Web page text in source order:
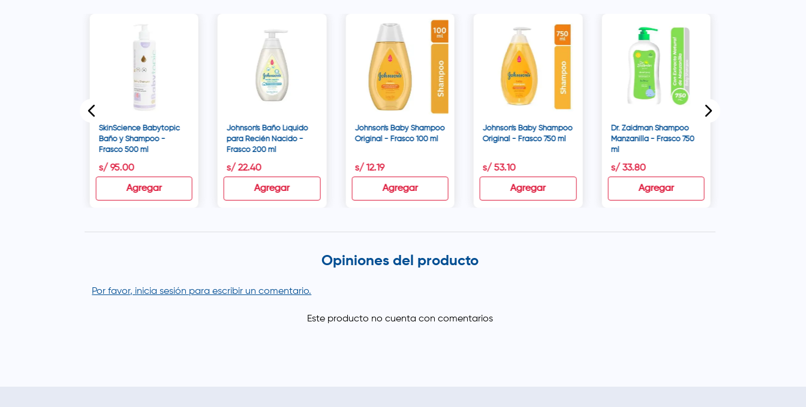
ojos. En caso de irritación, se debe suspender el uso y enjuagar
con agua. Para evitar posibles reacciones adversas, se
recomienda realizar una prueba de parche en una pequeña área
de la piel antes de un uso extenso. Mantener fuera del alcance
de los niños y almacenar en condiciones adecuadas. En caso de
dudas sobre la idoneidad del producto para su bebé, se
aconseja consultar con un profesional de la salud.
SkinScience Babytopic
Baño y Shampoo -
Frasco 500 ml
s/ 95.00
Agregar
Johnson's Baño Líquido
para Recién Nacido -
Frasco 200 ml
s/ 22.40
Agregar
Johnson's Baby Shampoo
Original - Frasco 100 ml
s/ 12.19
Agregar
Johnson's Baby Shampoo
Original - Frasco 750 ml
s/ 53.10
Agregar
Dr. Zaidman Shampoo
Manzanilla - Frasco 750
ml
s/ 33.80
Agregar
Opiniones del producto
Por favor, inicia sesión para escribir un comentario.